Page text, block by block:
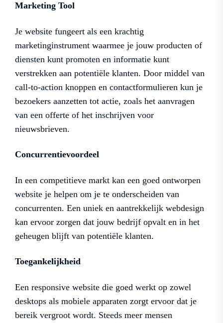
Marketing Tool
Je website fungeert als een krachtig
marketinginstrument waarmee je jouw producten of
diensten kunt promoten en informatie kunt
verstrekken aan potentiële klanten. Door middel van
call-to-action knoppen en contactformulieren kun je
bezoekers aanzetten tot actie, zoals het aanvragen
van een offerte of het inschrijven voor
nieuwsbrieven.
Concurrentievoordeel
In een competitieve markt kan een goed ontworpen
website je helpen om je te onderscheiden van
concurrenten. Een uniek en aantrekkelijk webdesign
kan ervoor zorgen dat jouw bedrijf opvalt en in het
geheugen blijft van potentiële klanten.
Toegankelijkheid
Een responsive website die goed werkt op zowel
desktops als mobiele apparaten zorgt ervoor dat je
bereik vergroot wordt. Steeds meer mensen